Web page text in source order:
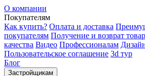
О компании
Покупателям
Как купить? Оплата и доставка
покупателям Получение и возврат
качества Видео Профессионалам
Пользовательское соглашение 3d тур
Блог
Застройщикам